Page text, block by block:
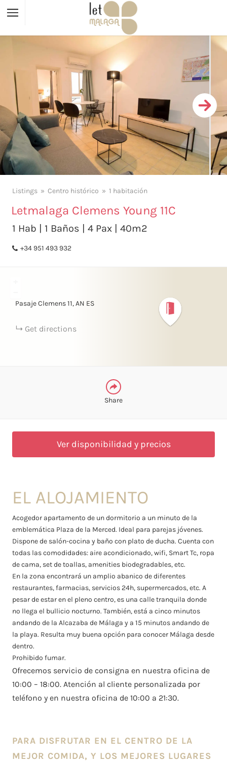
Listings Centro histórico 1 habitación
Letmalaga Clemens Young 11C
1 Hab | 1 Baños | 4 Pax | 40m2
+34 951 493 932
Pasaje Clemens11 AN ES
Get directions
Share
X
Ver disponibilidad y precios
EL ALOJAMIENTO
Acogedor apartamento de un dormitorio a un minuto de la
emblemática Plaza de la Merced. Ideal para parejas jóvenes.
Dispone de salón-cocina y baño con plato de ducha. Cuenta con
todas las comodidades: aire acondicionado, wifi, Smart Tc, ropa
de cama, set de toallas, amenities biodegradables, etc.
En la zona encontrará un amplio abanico de diferentes
restaurantes, farmacias, servicios 24h, supermercados, etc. A
pesar de estar en el pleno centro, es una calle tranquila donde
no llega el bullicio nocturno. También, está a cinco minutos
andando de la Alcazaba de Málaga y a 15 minutos andando de
la playa. Resulta muy buena opción para conocer Málaga desde
dentro.
Prohibido fumar.
Ofrecemos servicio de consigna en nuestra oficina de
10:00 – 18:00. Atención al cliente personalizada por
teléfono y en nuestra oficina de 10:00 a 21:30.
PARA DISFRUTAR EN EL CENTRO DE LA
MEJOR COMIDA, Y LOS MEJORES LUGARES